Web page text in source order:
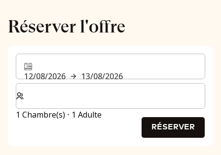
Réserver l'offre
12/08/2026
13/08/2026
Sélectionnez le nombre de chambres et d'invités pour
1 Chambre(s) ⋅ 1 Adulte
RÉSERVER